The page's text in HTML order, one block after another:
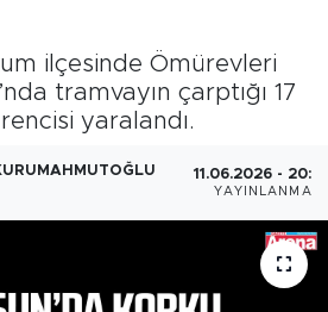
ilçesinde Ömürevleri
tramvayın çarptığı 17
yaralandı.
11.06.2026 -
YAYINLANMA